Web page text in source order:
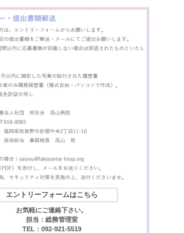
エントリーフォームはこちら
お気軽にご連絡下さい。
担当：総務管理室
TEL：092-921-5519